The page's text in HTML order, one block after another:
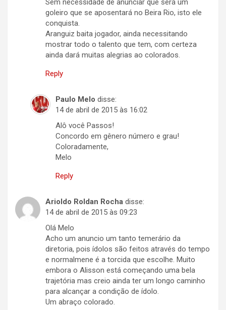
Sem necessidade de anunciar que será um
goleiro que se aposentará no Beira Rio, isto ele
conquista.
Aranguiz baita jogador, ainda necessitando
mostrar todo o talento que tem, com certeza
ainda dará muitas alegrias ao colorados.
Reply
Paulo Melo disse:
14 de abril de 2015 às 16:02
Alô você Passos!
Concordo em gênero número e grau!
Coloradamente,
Melo
Reply
Arioldo Roldan Rocha disse:
14 de abril de 2015 às 09:23
Olá Melo
Acho um anuncio um tanto temerário da
diretoria, pois ídolos são feitos através do tempo
e normalmene é a torcida que escolhe. Muito
embora o Alisson está começando uma bela
trajetória mas creio ainda ter um longo caminho
para alcançar a condição de ídolo.
Um abraço colorado.